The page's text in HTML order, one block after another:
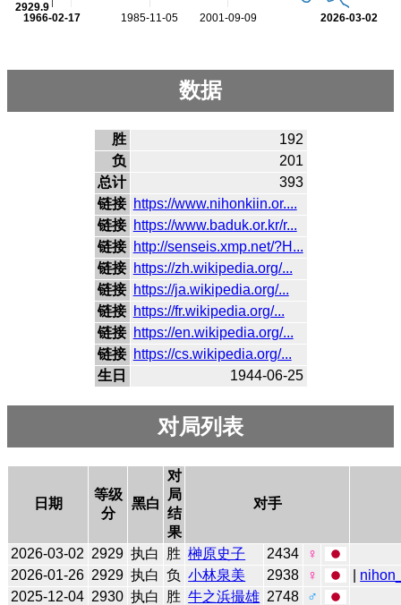
1985-11-05 2001-09-09
1966-02-17 2026-03-02
2929.9
数据
胜
192
负
201
总计
393
链接 https://www.nihonkiin.or....
链接 https://www.baduk.or.kr/r...
链接 http://senseis.xmp.net/?H...
链接 https://zh.wikipedia.org/...
链接 https://ja.wikipedia.org/...
链接 https://fr.wikipedia.org/...
链接 https://en.wikipedia.org/...
链接 https://cs.wikipedia.org/...
生日
1944-06-25
对局列表
日期
等级
分
黑白
对
局
结
果
对手
2026-03-02 2929 执白 胜 榊原史子 2434
♀
2026-01-26 2929 执白 负 小林泉美 2938 ♀
2025-12-04 2930 执白 胜 牛之浜撮雄 2748
♂